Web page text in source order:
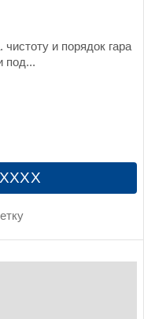
и порядок гара
под...